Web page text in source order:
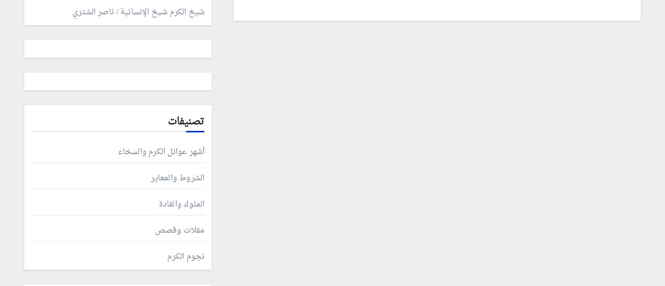
شيخ الكرم شيخ الإنسانية / ناصر الشثري
تصنيفات
أشهر عوائل الكرم والسخاء
الشروط والمعاير
الملوك والقادة
مقلات وقصص
نجوم الكرم